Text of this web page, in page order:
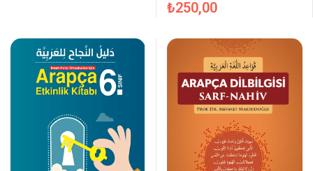
₺250,00